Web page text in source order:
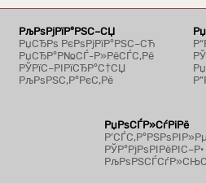
РљРѕРјРїР°РЅС–СЏ
РџСЂРѕ РєРѕРјРїР°РЅС–СЋ
РџСЂР°Р№СЃ-Р»РёСЃС‚Рё
РЎРїС–РІРїСЂР°С†СЏ
РљРѕРЅС‚Р°РєС‚Рё
РџРѕСЃР»СѓРіРё
РЎР°РјРѕРІРёРІС–Р·